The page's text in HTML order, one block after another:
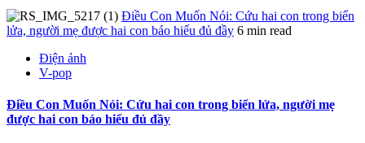
Điều Con Muốn Nói: Cứu hai con trong biển
lửa, người mẹ được hai con báo hiếu đủ đầy 6 min read
Điện ảnh
V-pop
Điều Con Muốn Nói: Cứu hai con trong biển lửa, người mẹ
được hai con báo hiếu đủ đầy